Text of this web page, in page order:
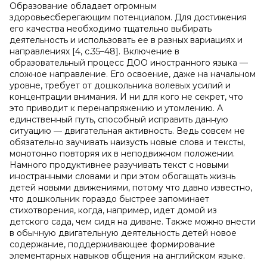
Образование обладает огромным
здоровьесберегающим потенциалом. Для достижения
его качества необходимо тщательно выбирать
деятельность и использовать ее в разных вариациях и
направлениях [4, c.35–48]. Включение в
образовательный процесс ДОО иностранного языка —
сложное направление. Его освоение, даже на начальном
уровне, требует от дошкольника волевых усилий и
концентрации внимания. И ни для кого не секрет, что
это приводит к перенапряжению и утомлению. А
единственный путь, способный исправить данную
ситуацию — двигательная активность. Ведь совсем не
обязательно заучивать наизусть новые слова и тексты,
монотонно повторяя их в неподвижном положении.
Намного продуктивнее разучивать текст с новыми
иностранными словами и при этом обогащать жизнь
детей новыми движениями, потому что давно известно,
что дошкольник гораздо быстрее запоминает
стихотворения, когда, например, идет домой из
детского сада, чем сидя на диване. Также можно внести
в обычную двигательную деятельность детей новое
содержание, поддерживающее формирование
элементарных навыков общения на английском языке.